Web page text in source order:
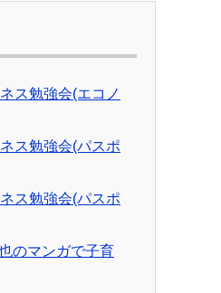
ス勉強会(エコノ
ス勉強会(パスポ
ス勉強会(パスポ
のマンガで子育